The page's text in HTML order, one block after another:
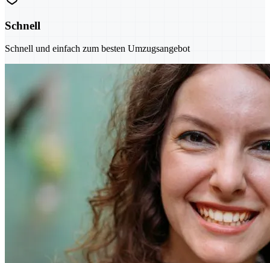
Schnell
Schnell und einfach zum besten Umzugsangebot